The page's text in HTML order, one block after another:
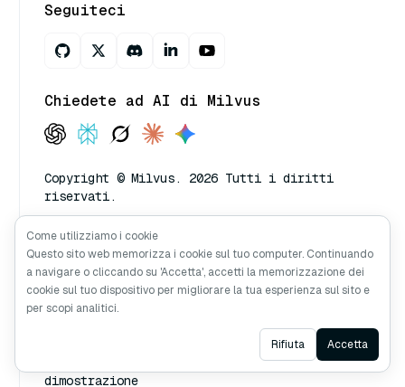
Seguiteci
Chiedete ad AI di Milvus
Copyright © Milvus. 2026 Tutti i diritti
riservati.
Risorse
Documenti
Blog
dimostrazione
Tutorial
Bootcamp
Video
Ask AI
Come utilizziamo i cookie
Questo sito web memorizza i cookie sul tuo computer. Continuando
a navigare o cliccando su 'Accetta', accetti la memorizzazione dei
cookie sul tuo dispositivo per migliorare la tua esperienza sul sito e
per scopi analitici.
Rifiuta Accetta